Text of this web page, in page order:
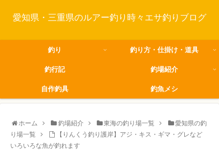
愛知県・三重県のルアー釣り時々エサ釣りブログ
釣り 釣り方・仕掛け・道具
釣行記 釣場紹介
自作釣具 釣魚メシ
ホーム 釣場紹介 東海の釣り場一覧
愛知県の釣
り場一覧
【りんくう釣り護岸】アジ・キス・ギマ・グレなど
いろいろな魚が釣れます